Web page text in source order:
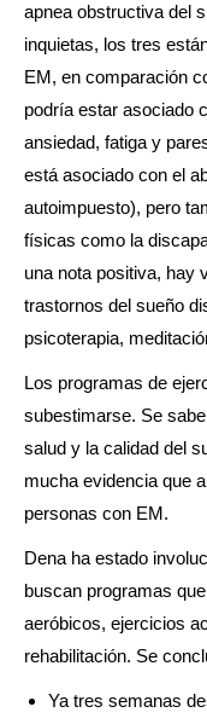
apnea obstructiva del
inquietas, los tres
EM, en comparación
podría estar asociado
ansiedad, fatiga y
está asociado con el
autoimpuesto), pero
físicas como la
una nota positiva, hay
trastornos del sueño
psicoterapia,
Los programas de
subestimarse. Se
salud y la calidad del
mucha evidencia que
personas con EM.
Dena ha estado
buscan programas
aeróbicos, ejercicios
rehabilitación. Se
Ya tres semanas